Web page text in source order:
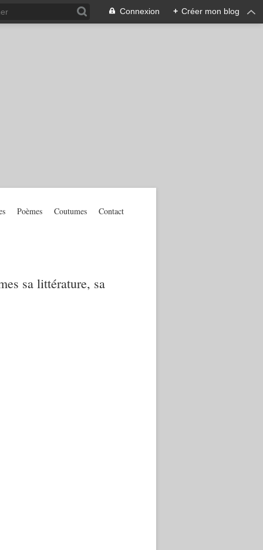
Connexion + Créer mon blog
sa littérature, sa
Poèmes Coutumes Contact